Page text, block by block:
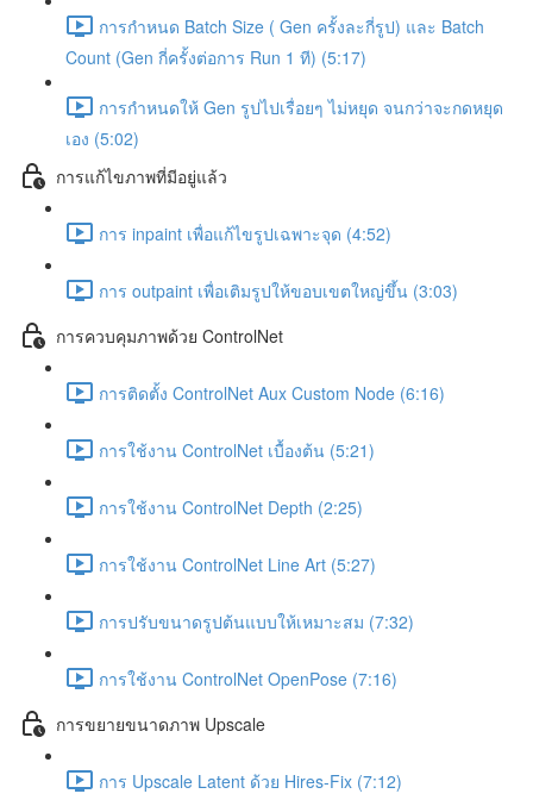
การกำหนด Batch Size ( Gen ครั้งละกี่รูป) และ Batch
Count (Gen กี่ครั้งต่อการ Run 1 ที) (5:17)
การกำหนดให้ Gen รูปไปเรื่อยๆ ไม่หยุด จนกว่าจะกดหยุด
เอง (5:02)
การแก้ไขภาพที่มีอยู่แล้ว
การ inpaint เพื่อแก้ไขรูปเฉพาะจุด (4:52)
การ outpaint เพื่อเติมรูปให้ขอบเขตใหญ่ขึ้น (3:03)
การควบคุมภาพด้วย ControlNet
การติดตั้ง ControlNet Aux Custom Node (6:16)
การใช้งาน ControlNet เบื้องต้น (5:21)
การใช้งาน ControlNet Depth (2:25)
การใช้งาน ControlNet Line Art (5:27)
การปรับขนาดรูปต้นแบบให้เหมาะสม (7:32)
การใช้งาน ControlNet OpenPose (7:16)
การขยายขนาดภาพ Upscale
การ Upscale Latent ด้วย Hires-Fix (7:12)